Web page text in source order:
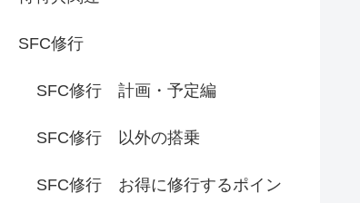
SFC修行
SFC修行 計画・予定編
SFC修行 以外の搭乗
SFC修行 お得に修行するポイン